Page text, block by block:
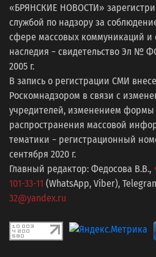
«БРЯНСКИЕ НОВОСТИ»
службой по надзору за
сфере массовых коммуникаций и
наследия − свидетельство Эл №
2005 г.
В запись о регистрации СМИ
Роскомнадзором в связи с
учредителей, изменением формы
распространения массовой
тематики − регистрационный
сентября 2020 г.
Главный редактор: Федосова В.В.,
101-33-11 (WhatsApp, Viber),
32@yandex.ru